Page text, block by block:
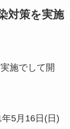
対策を実施
施でして開
5月16日(日)